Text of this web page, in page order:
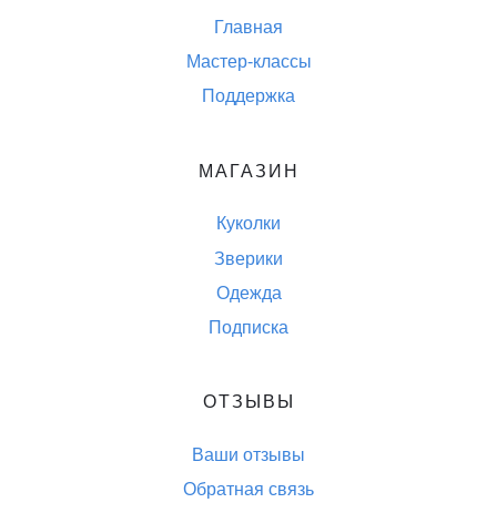
Главная
Мастер-классы
Поддержка
МАГАЗИН
Куколки
Зверики
Одежда
Подписка
ОТЗЫВЫ
Ваши отзывы
Обратная связь